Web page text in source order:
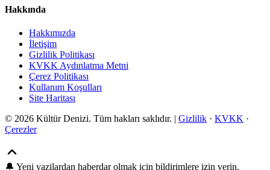
Hakkında
Hakkımızda
İletişim
Gizlilik Politikası
KVKK Aydınlatma Metni
Çerez Politikası
Kullanım Koşulları
Site Haritası
© 2026 Kültür Denizi. Tüm hakları saklıdır. | Gizlilik · KVKK ·
Çerezler
🔔 Yeni yazilardan haberdar olmak icin bildirimlere izin verin.